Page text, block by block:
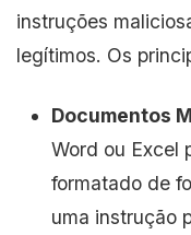
instruções
legítimos. Os
Documentos
Word ou Excel
formatado de
uma instrução